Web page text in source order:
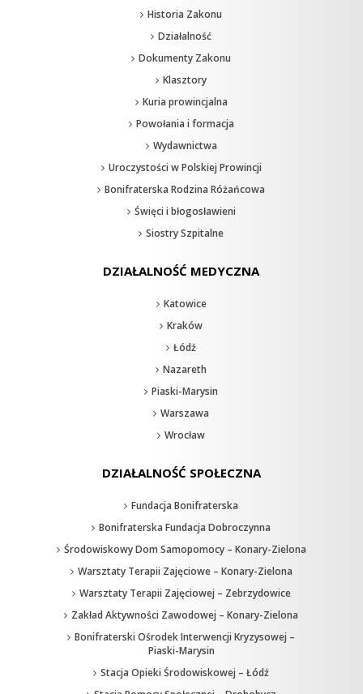
Historia Zakonu
Działalność
Dokumenty Zakonu
Klasztory
Kuria prowincjalna
Powołania i formacja
Wydawnictwa
Uroczystości w Polskiej Prowincji
Bonifraterska Rodzina Różańcowa
Święci i błogosławieni
Siostry Szpitalne
DZIAŁALNOŚĆ MEDYCZNA
Katowice
Kraków
Łódź
Nazareth
Piaski-Marysin
Warszawa
Wrocław
DZIAŁALNOŚĆ SPOŁECZNA
Fundacja Bonifraterska
Bonifraterska Fundacja Dobroczynna
Środowiskowy Dom Samopomocy – Konary-Zielona
Warsztaty Terapii Zajęciowe – Konary-Zielona
Warsztaty Terapii Zajęciowej – Zebrzydowice
Zakład Aktywności Zawodowej – Konary-Zielona
Bonifraterski Ośrodek Interwencji Kryzysowej –
Piaski-Marysin
Stacja Opieki Środowiskowej – Łódź